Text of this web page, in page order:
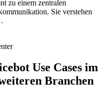
zu einem zentralen
Sie verstehen
Use Cases im
Branchen